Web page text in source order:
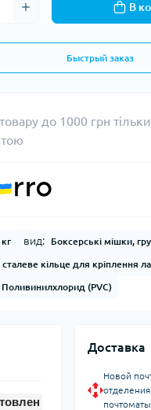
В
Быстрый заказ
до 1000 грн
вид: Боксерські мішки,
сталеве кільце для кріплення
Поливинилхлорид (PVC)
Доставка
Новой
отделения
почтоматы